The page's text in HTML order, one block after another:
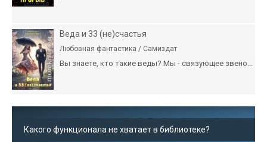
Веда и 33 (не)счастья
Любовная фантастика / Самиздат
Вы знаете, кто такие веды? Мы - связующее звено...
Какого функционала не хватает в библиотеке?